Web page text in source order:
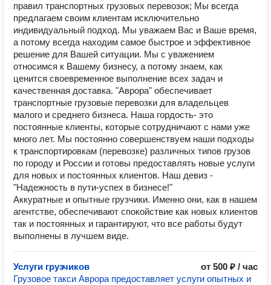
правил транспортных грузовых перевозок; Мы всегда
предлагаем своим клиентам исключительно
индивидуальный подход. Мы уважаем Вас и Ваше время,
а потому всегда находим самое быстрое и эффективное
решение для Вашей ситуации. Мы с уважением
относимся к Вашему бизнесу, а потому знаем, как
ценится своевременное выполнение всех задач и
качественная доставка. "Аврора" обеспечивает
транспортные грузовые перевозки для владельцев
малого и среднего бизнеса. Наша гордость- это
постоянные клиенты, которые сотрудничают с нами уже
много лет. Мы постоянно совершенствуем наши подходы
к транспортировкам (перевозке) различных типов грузов
по городу и России и готовы предоставлять новые услуги
для новых и постоянных клиентов. Наш девиз -
"Надежность в пути-успех в бизнесе!"
Аккуратные и опытные грузчики. Именно они, как в нашем
агентстве, обеспечивают спокойствие как новых клиентов
так и постоянных и гарантируют, что все работы будут
выполнены в лучшем виде.
Услуги грузчиков
от 500 ₽ / час
Грузовое такси Аврора предоставляет услуги опытных и